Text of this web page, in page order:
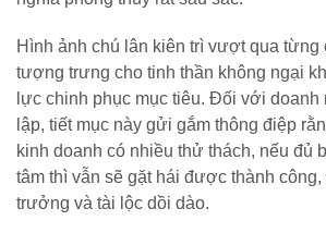
Hình ảnh chú lân kiên trì vượt qua
tượng trưng cho tinh thần không ngại
lực chinh phục mục tiêu. Đối với doanh
lập, tiết mục này gửi gắm thông điệp
kinh doanh có nhiều thử thách, nếu đủ
tâm thì vẫn sẽ gặt hái được thành công,
trưởng và tài lộc dồi dào.